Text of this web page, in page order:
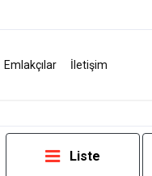
Emlakçılar İletişim
Liste